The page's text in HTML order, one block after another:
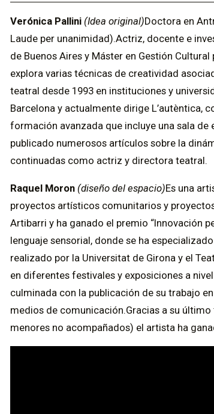
Verónica Pallini (Idea original)Doctora en
Laude per unanimidad).Actriz, docente e
de Buenos Aires y Máster en Gestión
explora varias técnicas de creatividad
teatral desde 1993 en instituciones y
Barcelona y actualmente dirige L’autèntica,
formación avanzada que incluye una sala
publicado numerosos artículos sobre la
continuadas como actriz y directora teatral.
Raquel Moron (diseño del espacio)Es una
proyectos artísticos comunitarios y
Artibarri y ha ganado el premio “Innovación
lenguaje sensorial, donde se ha
realizado por la Universitat de Girona y el
en diferentes festivales y exposiciones a
culminada con la publicación de su trabajo
medios de comunicación.Gracias a su
menores no acompañados) el artista ha